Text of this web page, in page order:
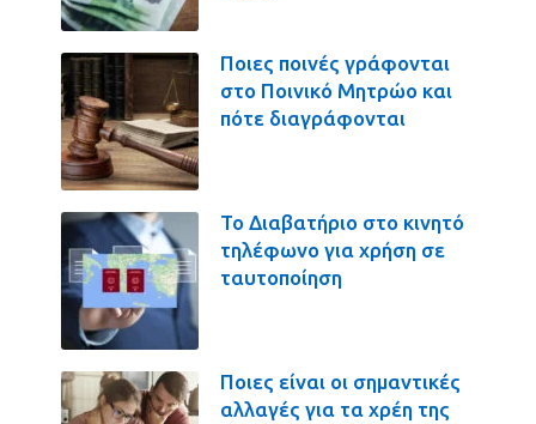
Ποιες ποινές γράφονται
στο Ποινικό Μητρώο και
πότε διαγράφονται
Το Διαβατήριο στο κινητό
τηλέφωνο για χρήση σε
ταυτοποίηση
Ποιες είναι οι σημαντικές
αλλαγές για τα χρέη της